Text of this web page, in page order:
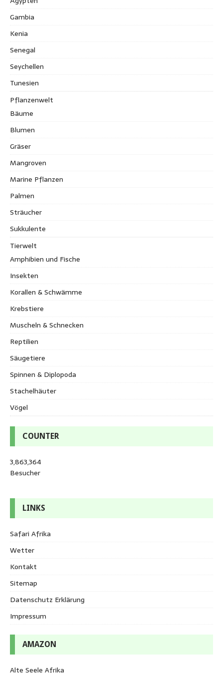
Gambia
Kenia
Senegal
Seychellen
Tunesien
Pflanzenwelt
Bäume
Blumen
Gräser
Mangroven
Marine Pflanzen
Palmen
Sträucher
Sukkulente
Tierwelt
Amphibien und Fische
Insekten
Korallen & Schwämme
Krebstiere
Muscheln & Schnecken
Reptilien
Säugetiere
Spinnen & Diplopoda
Stachelhäuter
Vögel
COUNTER
3,863,364
Besucher
LINKS
Safari Afrika
Wetter
Kontakt
Sitemap
Datenschutz Erklärung
Impressum
AMAZON
Alte Seele Afrika